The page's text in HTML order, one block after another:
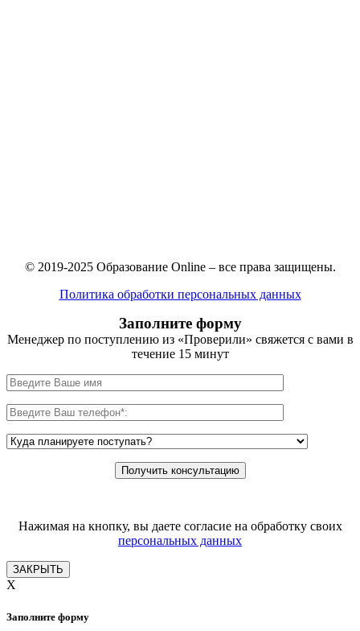
© 2019-2025 Образование Online – все права защищены.
Политика обработки персональных данных
Заполните форму
Менеджер по поступлению из «Проверили» свяжется с вами в
течение 15 минут
Нажимая на кнопку, вы даете согласие на обработку своих
персональных данных
ЗАКРЫТЬ
X
Заполните форму